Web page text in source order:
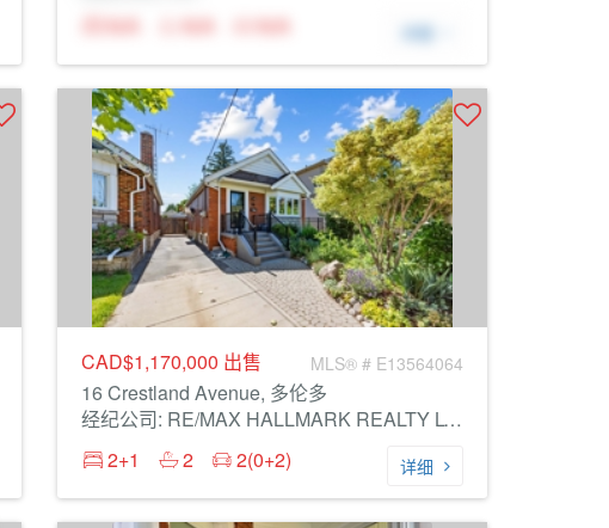
N/A
N/A N/A 详细
CAD$1,170,000 出售 MLS® # E13564064
16 Crestland Avenue, 多伦多
经纪公司: RE/MAX HALLMARK REALTY LTD.
2+1
2 2(0+2) 详细